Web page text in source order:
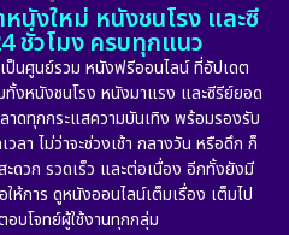
นังใหม่ หนังชนโรง และซี
ชั่วโมง ครบทุกแนว
นศูนย์รวม หนังฟรีออนไลน์ ที่อัปเดต
งหนังชนโรง หนังมาแรง และซีรีย์ยอด
าดทุกกระแสความบันเทิง พร้อมรองรับ
ลา ไม่ว่าจะช่วงเช้า กลางวัน หรือดึก ก็
ดวก รวดเร็ว และต่อเนื่อง อีกทั้งยังมี
การ ดูหนังออนไลน์เต็มเรื่อง เต็มไป
บโจทย์ผู้ใช้งานทุกกลุ่ม